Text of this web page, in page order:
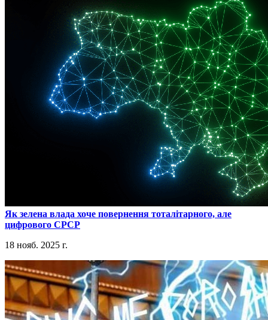
​Як зелена влада хоче повернення тоталітарного, але
цифрового СРСР
18 нояб. 2025 г.